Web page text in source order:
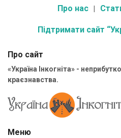
Про нас
Підтримати сайт
Про сайт
«Україна Інкогніта» -
краєзнавства.
Меню